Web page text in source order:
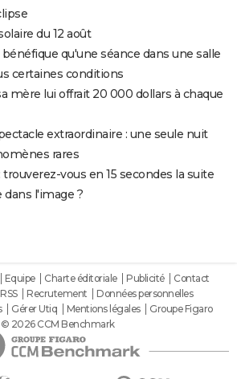
du 12 août
qu'une séance dans une salle
certaines conditions
mère lui offrait 20 000 dollars à chaque
extraordinaire : une seule nuit
rares
vous en 15 secondes la suite
dans l'image ?
Equipe Charte éditoriale Publicité
Contact
RSS Recrutement
Données personnelles
Gérer Utiq Mentions légales
Groupe Figaro
© 2026 CCM Benchmark